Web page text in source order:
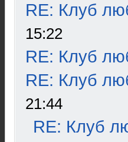
RE: Клуб
15:22
RE: Клуб
RE: Клуб
21:44
RE: Клуб